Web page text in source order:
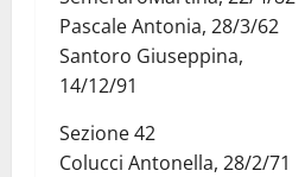
Pascale Antonia, 28/3/62
Santoro Giuseppina,
14/12/91
Sezione 42
Colucci Antonella, 28/2/71